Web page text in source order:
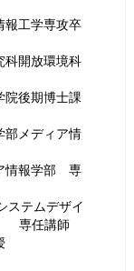
工学専攻卒
開放環境科
後期博士課
メディア情
情報学部 専
ステムデザイ
専任講師